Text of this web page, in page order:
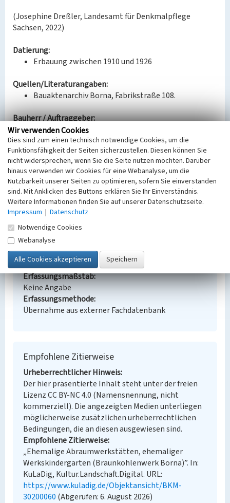
(Josephine Dreßler, Landesamt für Denkmalpflege
Sachsen, 2022)
Datierung:
Erbauung zwischen 1910 und 1926
Quellen/Literaturangaben:
Bauaktenarchiv Borna, Fabrikstraße 108.
Bauherr / Auftraggeber:
Bauherr: Braunkohlenwerk Borna (GND: 2075013-4)
BKM-Nummer:30200060
Ehemalige Abraumwerkstätten, ehemaliger
Werkskindergarten (Braunkohlenwerk Borna)
Schlagwörter
Tagesanlage
Ort
Borna
Fachsicht(en)
Denkmalpflege
Erfassungsmaßstab
Keine Angabe
Erfassungsmethode
Übernahme aus externer Fachdatenbank
Empfohlene Zitierweise
Urheberrechtlicher Hinweis
Der hier präsentierte Inhalt steht unter der freien
Lizenz CC BY-NC 4.0 (Namensnennung, nicht
kommerziell). Die angezeigten Medien unterliegen
möglicherweise zusätzlichen urheberrechtlichen
Bedingungen, die an diesen ausgewiesen sind.
Empfohlene Zitierweise
„Ehemalige Abraumwerkstätten, ehemaliger
Werkskindergarten (Braunkohlenwerk Borna)”. In:
KuLaDig, Kultur.Landschaft.Digital. URL:
https://www.kuladig.de/Objektansicht/BKM-
30200060 (Abgerufen: 6. August 2026)
Wir verwenden Cookies
Dies sind zum einen technisch notwendige Cookies, um die
Funktionsfähigkeit der Seiten sicherzustellen. Diesen können Sie
nicht widersprechen, wenn Sie die Seite nutzen möchten. Darüber
hinaus verwenden wir Cookies für eine Webanalyse, um die
Nutzbarkeit unserer Seiten zu optimieren, sofern Sie einverstanden
sind. Mit Anklicken des Buttons erklären Sie Ihr Einverständnis.
Weitere Informationen finden Sie auf unserer Datenschutzseite.
Impressum | Datenschutz
Notwendige Cookies
Webanalyse